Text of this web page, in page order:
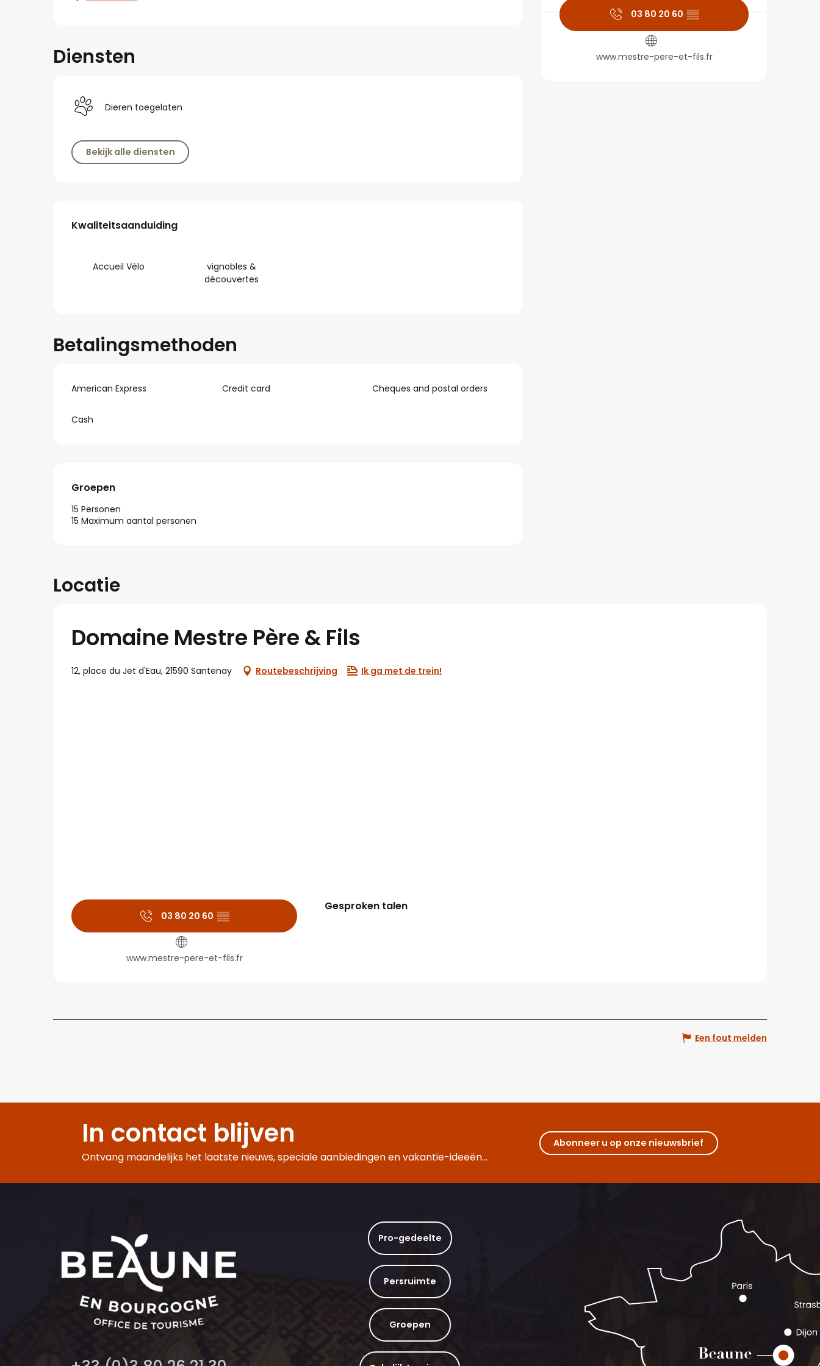
03 80 20 60 ▒▒
www.mestre-pere-et-fils.fr
Diensten
Dieren toegelaten
Bekijk alle diensten
Dienstverlening
Kwaliteitsaanduiding
Kwaliteitsaanduiding
Accueil Vélo
vignobles &
découvertes
Betalingsmethoden
American Express Credit card Cheques and postal orders
Cash
Groepen
Groepen
15 Personen
15 Maximum aantal personen
Locatie
Domaine Mestre Père & Fils
12, place du Jet d'Eau, 21590 Santenay Routebeschrijving Ik ga met de trein!
03 80 20 60 ▒▒
www.mestre-pere-et-fils.fr
Gesproken talen
Gesproken talen
Een fout melden
In contact blijven
Ontvang maandelijks het laatste nieuws, speciale aanbiedingen en vakantie-ideeën...
Abonneer u op onze nieuwsbrief
Pro-gedeelte
Persruimte
Groepen